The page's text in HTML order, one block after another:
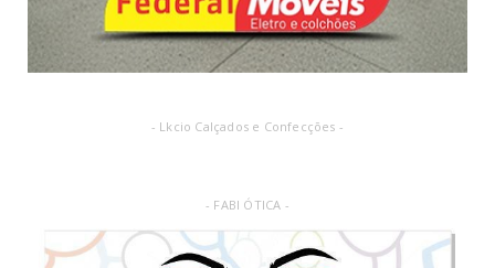
- Lkcio Calçados e Confecções -
- FABI ÓTICA -